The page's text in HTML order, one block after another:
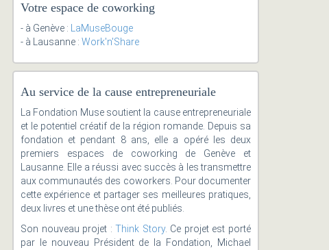
Votre espace de coworking
- à Genève :
LaMuseBouge
- à Lausanne : Work'n'Share
Au service de la cause entrepreneuriale
La Fondation Muse soutient la cause entrepreneuriale
et le potentiel créatif de la région romande. Depuis sa
fondation et pendant 8 ans, elle a opéré les deux
premiers espaces de coworking de Genève et
Lausanne. Elle a réussi avec succès à les transmettre
aux communautés des coworkers. Pour documenter
cette expérience et partager ses meilleures pratiques,
deux livres et une thèse ont été publiés.
Son nouveau projet :Think Story. Ce projet est porté
par le nouveau Président de la Fondation, Michael